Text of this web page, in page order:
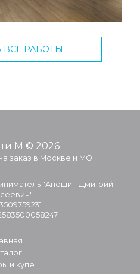
ВСЕ РАБОТЫ
М © 2026
заказ в Москве и МО
"Аношин Дмитрий
и купе